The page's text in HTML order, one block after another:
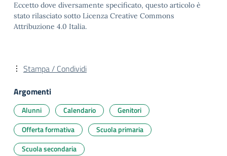
Eccetto dove diversamente specificato, questo articolo è
stato rilasciato sotto Licenza Creative Commons
Attribuzione 4.0 Italia.
Stampa / Condividi
Argomenti
Alunni Calendario
Genitori
Offerta formativa
Scuola primaria
Scuola secondaria